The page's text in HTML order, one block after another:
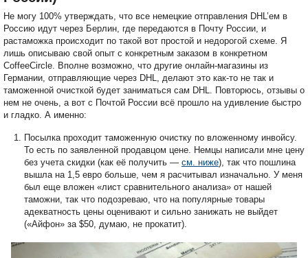
Не могу 100% утверждать, что все немецкие отправления DHL’ем в
Россию идут через Берлин, где передаются в Почту России, и
растаможка происходит по такой вот простой и недорогой схеме. Я
лишь описываю свой опыт с конкретным заказом в конкретном
CoffeeCircle. Вполне возможно, что другие онлайн-магазины из
Германии, отправляющие через DHL, делают это как-то не так и
таможенной очисткой будет заниматься сам DHL. Повторюсь, отзывы о
нем не очень, а вот с Почтой России всё прошло на удивление быстро
и гладко. А именно:
Посылка проходит таможенную очистку по вложенному инвойсу.
То есть по заявленной продавцом цене. Немцы написали мне цену
без учета скидки (как её получить — см. ниже), так что пошлина
вышла на 1,5 евро больше, чем я расчитывал изначально. У меня
был еще вложен «лист сравнительного анализа» от нашей
таможни, так что подозреваю, что на популярные товары
адекватность цены оценивают и сильно занижать не выйдет
(«Айфон» за $50, думаю, не прокатит).